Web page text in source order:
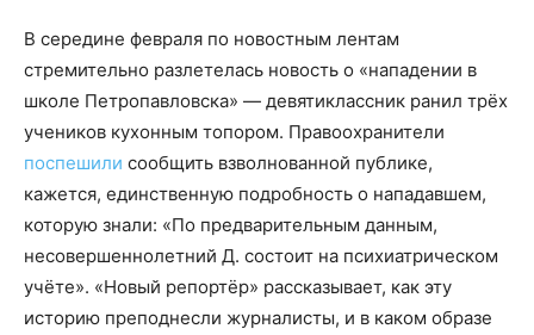
В середине февраля по новостным лентам
стремительно разлетелась новость о «нападении в
школе Петропавловска» — девятиклассник ранил трёх
учеников кухонным топором. Правоохранители
поспешили сообщить взволнованной публике,
кажется, единственную подробность о нападавшем,
которую знали: «По предварительным данным,
несовершеннолетний Д. состоит на психиатрическом
учёте». «Новый репортёр» рассказывает, как эту
историю преподнесли журналисты, и в каком образе